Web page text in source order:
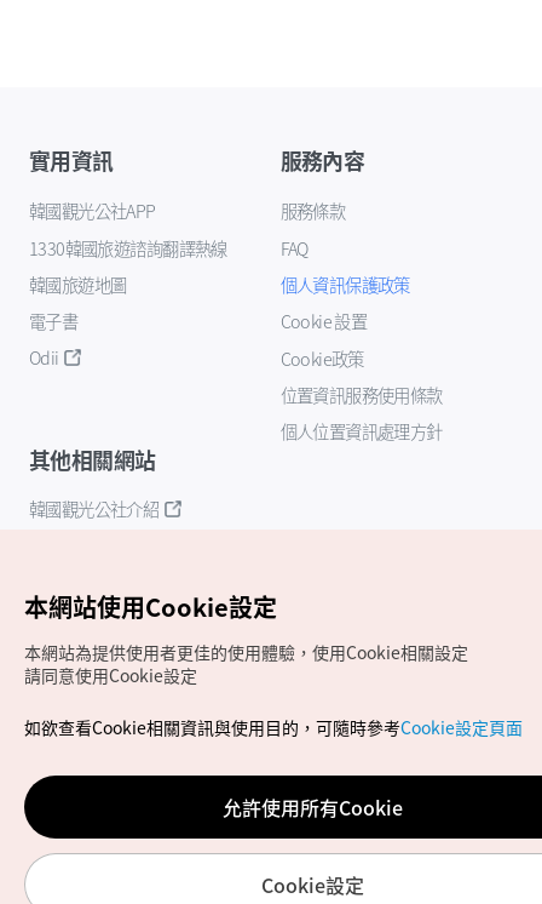
實用資訊
韓國觀光公社APP
1330韓國旅遊諮詢翻譯熱線
韓國旅遊地圖
電子書
Odii
服務內容
服務條款
FAQ
個人資訊保護政策
Cookie 設置
Cookie政策
位置資訊服務使用條款
個人位置資訊處理方針
其他相關網站
韓國觀光公社介紹
Copyrights (c) 韓國觀光公社版權所有
如有相關疑問或建議，歡迎來信至官方信箱
chinese_big5@knto.or.kr
本網站使用Cookie設定
本網站為提供使用者更佳的使用體驗，使用Cookie相關設定
請同意使用Cookie設定
如欲查看Cookie相關資訊與使用目的，可隨時參考Cookie設定頁面
允許使用所有Cookie
Cookie設定